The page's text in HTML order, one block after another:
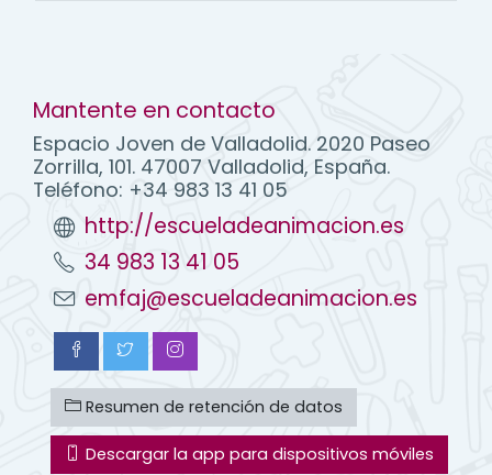
Mantente en contacto
Espacio Joven de Valladolid. 2020 Paseo
Zorrilla, 101. 47007 Valladolid, España.
Teléfono: +34 983 13 41 05
http://escueladeanimacion.es
34 983 13 41 05
emfaj@escueladeanimacion.es
Resumen de retención de datos
Descargar la app para dispositivos móviles